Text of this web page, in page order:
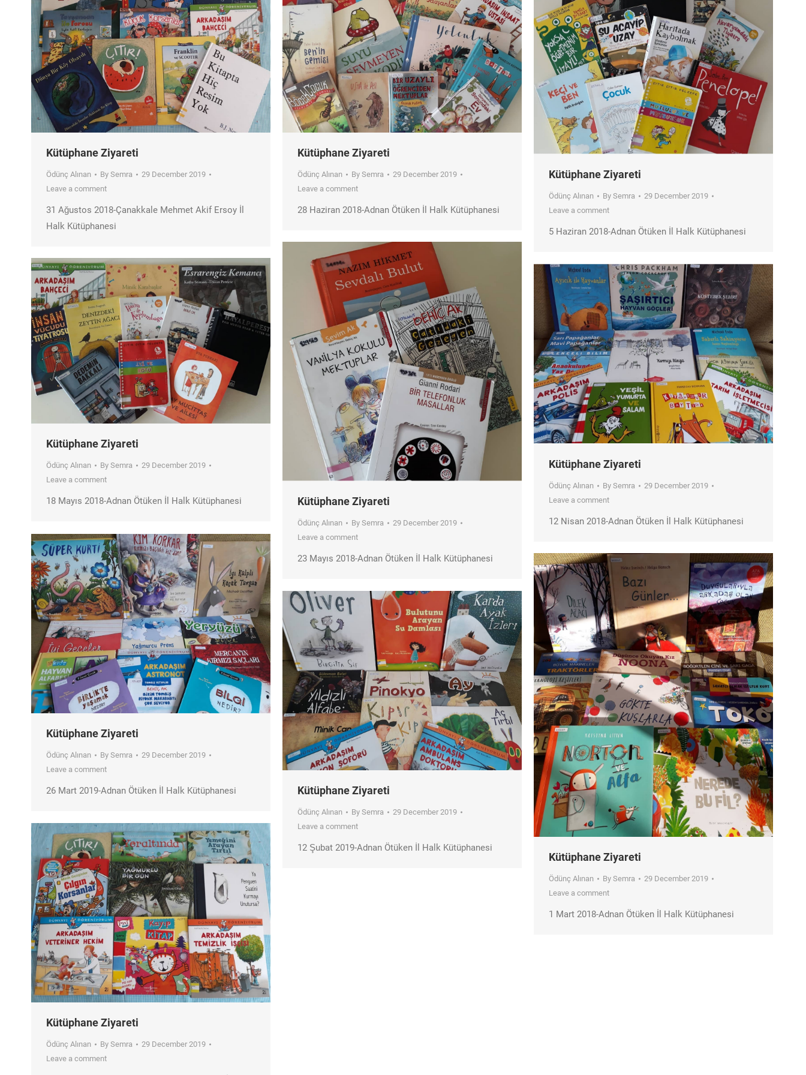
Kütüphane Ziyareti
Ödünç Alınan By Semra
29 December 2019
Leave a comment
31 Ağustos 2018-Çanakkale Mehmet Akif Ersoy İl
Halk Kütüphanesi
Kütüphane Ziyareti
Ödünç Alınan By Semra
29 December 2019
Leave a comment
28 Haziran 2018-Adnan Ötüken İl Halk Kütüphanesi
Kütüphane Ziyareti
Ödünç Alınan By Semra
29 December 2019
Leave a comment
5 Haziran 2018-Adnan Ötüken İl Halk Kütüphanesi
Kütüphane Ziyareti
Ödünç Alınan By Semra
29 December 2019
Leave a comment
23 Mayıs 2018-Adnan Ötüken İl Halk Kütüphanesi
Kütüphane Ziyareti
Ödünç Alınan By Semra
29 December 2019
Leave a comment
18 Mayıs 2018-Adnan Ötüken İl Halk Kütüphanesi
Kütüphane Ziyareti
Ödünç Alınan By Semra
29 December 2019
Leave a comment
12 Nisan 2018-Adnan Ötüken İl Halk Kütüphanesi
Kütüphane Ziyareti
Ödünç Alınan By Semra
29 December 2019
Leave a comment
26 Mart 2019-Adnan Ötüken İl Halk Kütüphanesi
Kütüphane Ziyareti
Ödünç Alınan By Semra
29 December 2019
Leave a comment
1 Mart 2018-Adnan Ötüken İl Halk Kütüphanesi
Kütüphane Ziyareti
Ödünç Alınan By Semra
29 December 2019
Leave a comment
12 Şubat 2019-Adnan Ötüken İl Halk Kütüphanesi
Kütüphane Ziyareti
Ödünç Alınan By Semra
29 December 2019
Leave a comment